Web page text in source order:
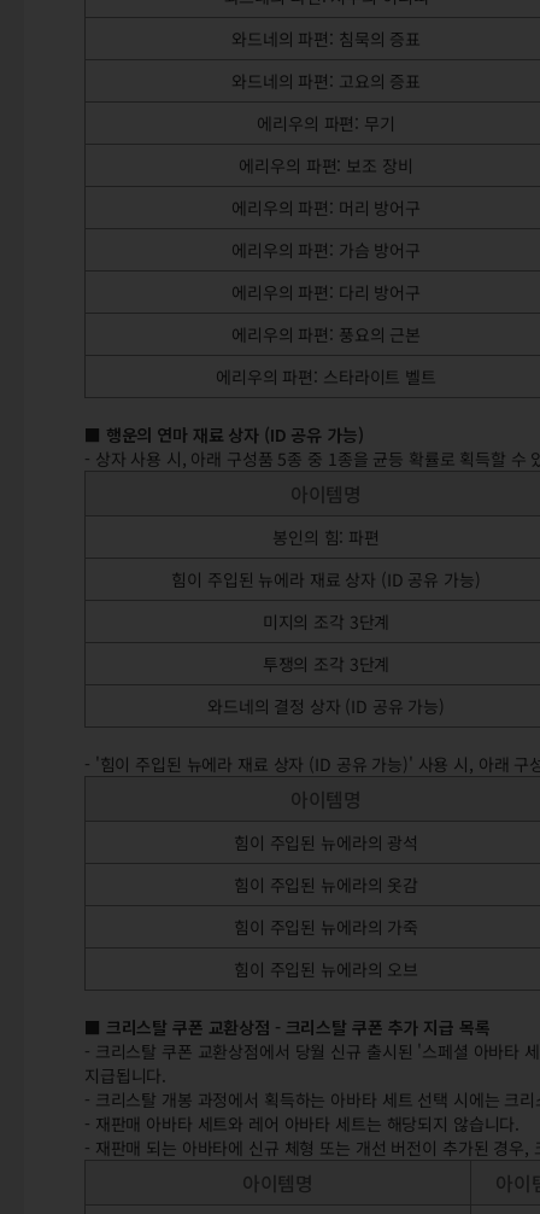
와드네의 파편: 침묵의 증표
와드네의 파편: 고요의 증표
에리우의 파편: 무기
에리우의 파편: 보조 장비
에리우의 파편: 머리 방어구
에리우의 파편: 가슴 방어구
에리우의 파편: 다리 방어구
에리우의 파편: 풍요의 근본
에리우의 파편: 스타라이트 벨트
■ 행운의 연마 재료 상자 (ID 공유 가능)
- 상자 사용 시, 아래 구성품 5종 중 1종을 균등 확률로 획득할 수
아이템명
봉인의 힘: 파편
힘이 주입된 뉴에라 재료 상자 (ID 공유 가능)
미지의 조각 3단계
투쟁의 조각 3단계
와드네의 결정 상자 (ID 공유 가능)
- '힘이 주입된 뉴에라 재료 상자 (ID 공유 가능)' 사용 시, 아래 구
아이템명
힘이 주입된 뉴에라의 광석
힘이 주입된 뉴에라의 옷감
힘이 주입된 뉴에라의 가죽
힘이 주입된 뉴에라의 오브
■ 크리스탈 쿠폰 교환상점 - 크리스탈 쿠폰 추가 지급 목록
- 크리스탈 쿠폰 교환상점에서 당월 신규 출시된 '스페셜 아바타
지급됩니다.
- 크리스탈 개봉 과정에서 획득하는 아바타 세트 선택 시에는 크
- 재판매 아바타 세트와 레어 아바타 세트는 해당되지 않습니다.
- 재판매 되는 아바타에 신규 체형 또는 개선 버전이 추가된 경우,
아이템명 아이